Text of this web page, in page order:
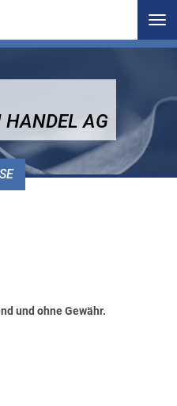
HANDEL AG
und ohne Gewähr.